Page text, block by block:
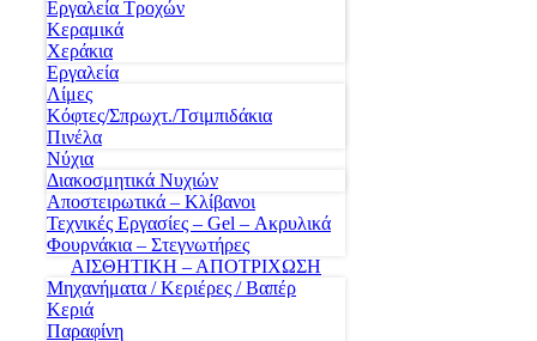
Εργαλεία Τροχών
Κεραμικά
Χεράκια
Εργαλεία
Λίμες
Κόφτες/Σπρωχτ./Τσιμπιδάκια
Πινέλα
Νύχια
Διακοσμητικά Νυχιών
Αποστειρωτικά – Κλίβανοι
Τεχνικές Εργασίες – Gel – Ακρυλικά
Φουρνάκια – Στεγνωτήρες
ΑΙΣΘΗΤΙΚΗ – ΑΠΟΤΡΙΧΩΣΗ
Μηχανήματα / Κεριέρες / Βαπέρ
Κεριά
Παραφίνη